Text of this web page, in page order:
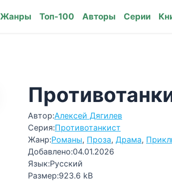
Жанры Топ-100 Авторы Серии
Автор:Алексей Дягилев
Серия:Противотанкист
Жанр:Романы, Проза, Драма,
Добавлено:04.01.2026
Язык:Русский
Размер:923.6 kB